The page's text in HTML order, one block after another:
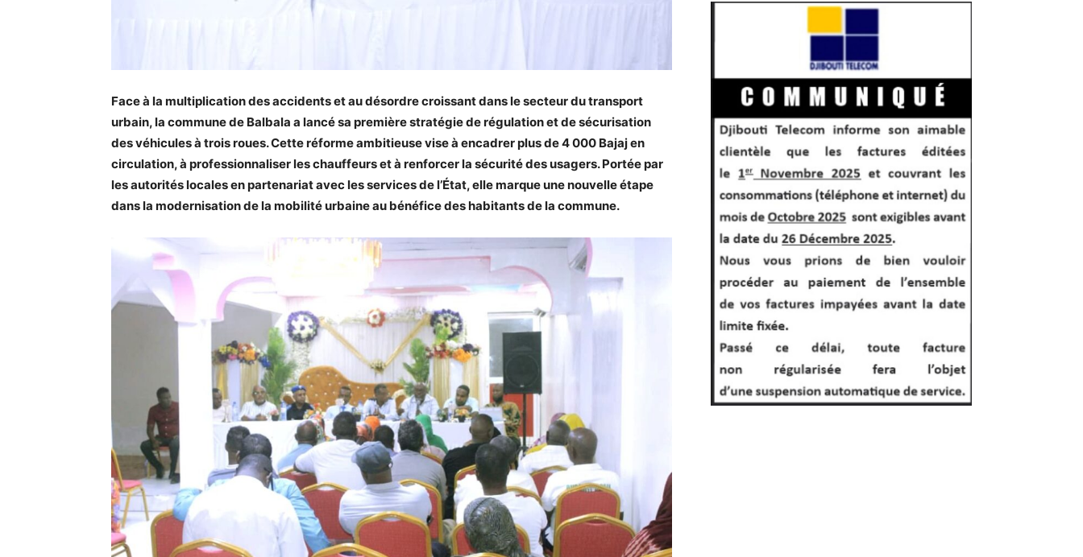
Face à la multiplication des accidents et au désordre croissant dans le secteur du transport
urbain, la commune de Balbala a lancé sa première stratégie de régulation et de sécurisation
des véhicules à trois roues. Cette réforme ambitieuse vise à encadrer plus de 4 000 Bajaj en
circulation, à professionnaliser les chauffeurs et à renforcer la sécurité des usagers. Portée par
les autorités locales en partenariat avec les services de l’État, elle marque une nouvelle étape
dans la modernisation de la mobilité urbaine au bénéfice des habitants de la commune.